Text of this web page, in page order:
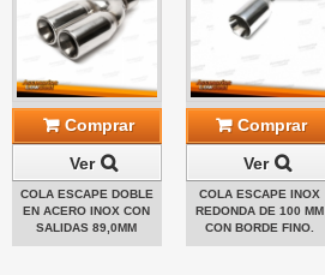
Comprar
Ver
COLA ESCAPE DOBLE
EN ACERO INOX CON
SALIDAS 89,0MM
Comprar
Ver
COLA ESCAPE INOX
REDONDA DE 100 MM
CON BORDE FINO.